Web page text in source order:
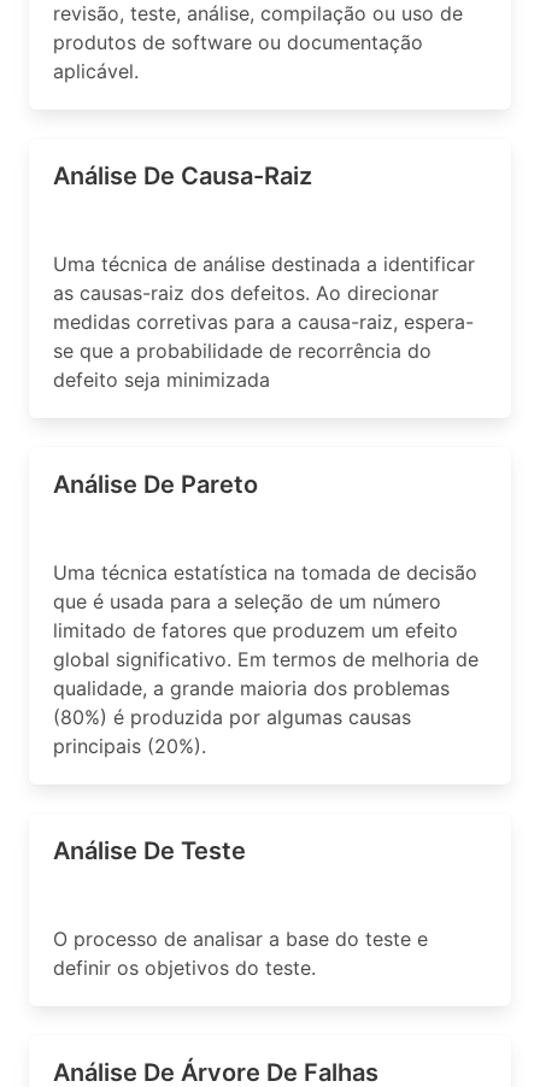
revisão, teste, análise, compilação ou uso de
produtos de software ou documentação
aplicável.
Análise De Causa-Raiz
Uma técnica de análise destinada a identificar
as causas-raiz dos defeitos. Ao direcionar
medidas corretivas para a causa-raiz, espera-
se que a probabilidade de recorrência do
defeito seja minimizada
Análise De Pareto
Uma técnica estatística na tomada de decisão
que é usada para a seleção de um número
limitado de fatores que produzem um efeito
global significativo. Em termos de melhoria de
qualidade, a grande maioria dos problemas
(80%) é produzida por algumas causas
principais (20%).
Análise De Teste
O processo de analisar a base do teste e
definir os objetivos do teste.
Análise De Árvore De Falhas